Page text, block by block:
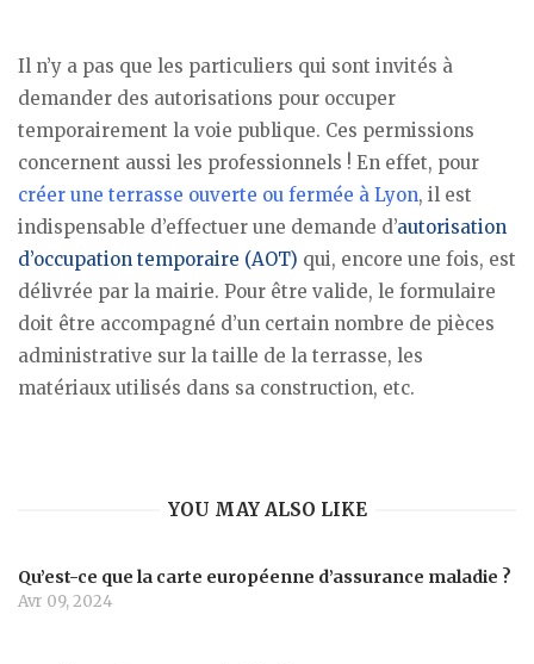
Il n’y a pas que les particuliers qui sont invités à
demander des autorisations pour occuper
temporairement la voie publique. Ces permissions
concernent aussi les professionnels ! En effet, pour
créer une terrasse ouverte ou fermée à Lyon, il est
indispensable d’effectuer une demande d’autorisation
d’occupation temporaire (AOT) qui, encore une fois, est
délivrée par la mairie. Pour être valide, le formulaire
doit être accompagné d’un certain nombre de pièces
administrative sur la taille de la terrasse, les
matériaux utilisés dans sa construction, etc.
YOU MAY ALSO LIKE
Qu’est-ce que la carte européenne d’assurance maladie ?
Avr 09, 2024